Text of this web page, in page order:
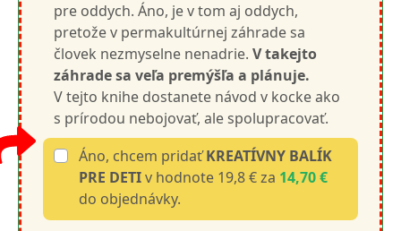
pre oddych. Áno, je v tom aj oddych,
pretože v permakultúrnej záhrade sa
človek nezmyselne nenadrie. V takejto
záhrade sa veľa premýšľa a plánuje.
V tejto knihe dostanete návod v kocke ako
s prírodou nebojovať, ale spolupracovať.
Áno, chcem pridaťKREATÍVNY BALÍK
PRE DETIv hodnote 19,8 € za 14,70 €
do objednávky.